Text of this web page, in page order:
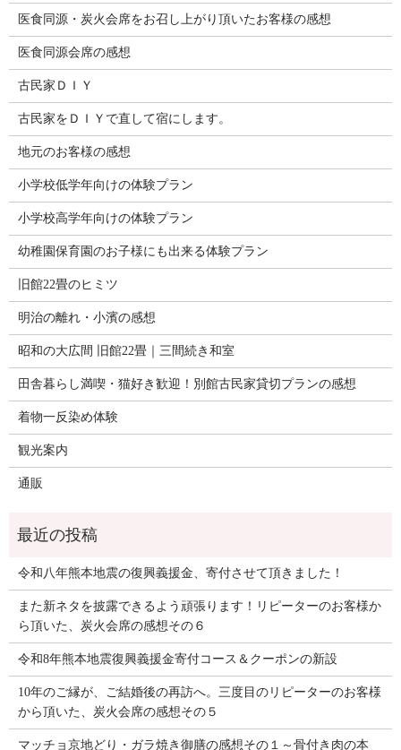
医食同源・炭火会席をお召し上がり頂いたお客様の感想
医食同源会席の感想
古民家ＤＩＹ
古民家をＤＩＹで直して宿にします。
地元のお客様の感想
小学校低学年向けの体験プラン
小学校高学年向けの体験プラン
幼稚園保育園のお子様にも出来る体験プラン
旧館22畳のヒミツ
明治の離れ・小濱の感想
昭和の大広間 旧館22畳｜三間続き和室
田舎暮らし満喫・猫好き歓迎！別館古民家貸切プランの感想
着物一反染め体験
観光案内
通販
令和八年熊本地震の復興義援金、寄付させて頂きました！
また新ネタを披露できるよう頑張ります！リピーターのお客様か
ら頂いた、炭火会席の感想その６
令和8年熊本地震復興義援金寄付コース＆クーポンの新設
10年のご縁が、ご結婚後の再訪へ。三度目のリピーターのお客様
から頂いた、炭火会席の感想その５
マッチョ京地どり・ガラ焼き御膳の感想その１～骨付き肉の本